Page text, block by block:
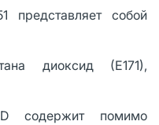
представляет собой
диоксид (Е171),
содержит помимо